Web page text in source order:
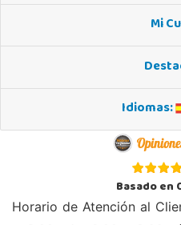
03005, Alicante
POCAS
Avda. Roma S/N
23740, Andújar
Mi
Idiomas:
Basado en
Horario de Atención al